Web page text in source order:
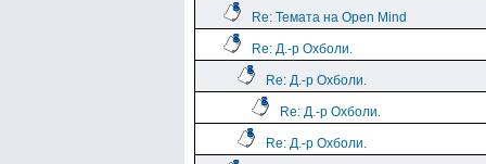
Re: Темата на Open Mind
Re: Д.-р Охболи.
Re: Д.-р Охболи.
Re: Д.-р Охболи.
Re: Д.-р Охболи.